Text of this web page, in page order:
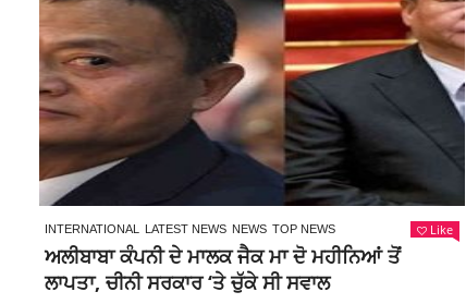
INTERNATIONAL LATEST NEWS NEWS TOP NEWS Like
ਅਲੀਬਾਬਾ ਕੰਪਨੀ ਦੇ ਮਾਲਕ ਜੈਕ ਮਾ ਦੋ ਮਹੀਨਿਆਂ ਤੋਂ
ਲਾਪਤਾ, ਚੀਨੀ ਸਰਕਾਰ ‘ਤੇ ਚੁੱਕੇ ਸੀ ਸਵਾਲ